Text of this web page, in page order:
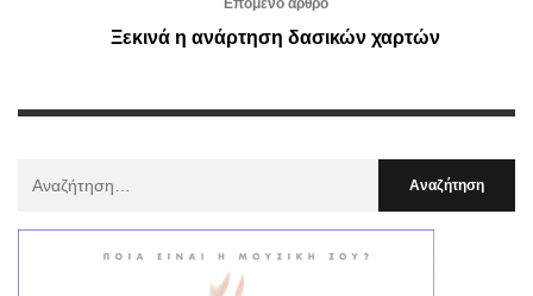
Ξεκινά η ανάρτηση δασικών χαρτών
: